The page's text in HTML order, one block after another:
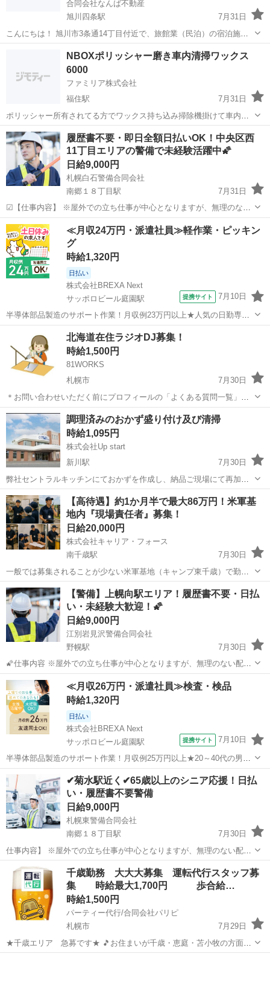
合同会社なんば不動産
旭川四条駅
7月31日
こんにちは！ 旭川市3条通14丁目付近で、旅館業（民泊）の宿泊施設
を開業予定です。 旅館業の運営にあたり、駆けつけ登録スタッフとし
てご登録いただける方を募集しています。 【募集条件】 ・旭川市3条
旭川四条駅 その他
NBOXポリッシャー磨き車内清掃ワックス
6000
ファミリア株式会社
福住駅
7月31日
ポリッシャー所有されてる方でワックス持ち込み掃除機掛けて車内清
掃車内は掃除機かける位で然程汚れてません 日程は打ち合わせして決
めてお願いしたいです。
北海道 札幌市 福住駅 その他
履歴書不要・即日全額日払いOK！中央区西
11丁目エリアの警備で未経験活躍中🌠
日給9,000円
札幌白石警備合同会社
南郷１８丁目駅
7月31日
☑【仕事内容】 ※屋外での立ち仕事が中心となりますが、無理のない
配置・こまめな休憩を徹底しています。 札幌白石警備合同会社は、
白石区や厚別区を中心に、札幌市内全域に多数の現場を持つ警備会社
です。今回募集するのは、中...
北海道 札幌市 南郷１８丁目駅 その他 50代
≪月収24万円・派遣社員≫軽作業・ピッキン
グ
時給1,320円
日払い
株式会社BREXA Next
サッポロビール庭園駅
提携サイト 7月10日
半導体部品製造のサポート作業！月収例23万円以上★人気の日勤専属
★20～40代の男性活躍中！空調完備なので1年中快適作業◎マイカー通
勤OK＆無料駐車場あり★作業着無償貸与◎《北海道恵庭市》 人気の
工場のお仕事 ◇半導体部品...
恵庭市 サッポロビール庭園駅
北海道在住ラジオDJ募集！
時給1,500円
81WORKS
札幌市
7月30日
＊お問い合わせいただく前にプロフィールの「よくある質問一覧」を
ご覧ください。 北海道のご当地グルメを紹介したい。 北海道の名物を
紹介したい。 とにかくラジオパーソナリティをしてみたい。 パーソナ
リティに興味があるけど一歩踏...
北海道 札幌市 その他 スタッフ
調理済みのおかず盛り付け及び清掃
時給1,095円
株式会社Up start
新川駅
7月30日
弊社セントラルキッチンにておかずを作成し、納品ご現場にて再加熱
し、盛り付けしていただきます。 簡単な作業です。
北海道 札幌市 新川駅 その他
【高待遇】約1か月半で最大86万円！米軍基
地内『現場責任者』募集！
日給20,000円
株式会社キャリア・フォース
南千歳駅
7月30日
一般では募集されることが少ない米軍基地（キャンプ東千歳）で勤務
する現場責任者を募集します。 食堂支援業務または施設清掃業務にお
いて、スタッフへの指示・教育・品質管理・安全管理など、現場全体
の運営を担当していただく重要な...
北海道 千歳市 南千歳駅 その他 スタッフ
【警備】上幌向駅エリア！履歴書不要・日払
い・未経験大歓迎！🌠
日給9,000円
江別岩見沢警備合同会社
野幌駅
7月30日
🌠仕事内容 ※屋外での立ち仕事が中心となりますが、無理のない配
置・こまめな休憩を徹底しています。 江別岩見沢警備合同会社は、江
別市・岩見沢市を中心に、地域の安全を守る警備会社です。 現在は特
に、上幌向駅周辺や岩見沢...
北海道 江別市 野幌駅 その他
≪月収26万円・派遣社員≫検査・検品
時給1,320円
日払い
株式会社BREXA Next
サッポロビール庭園駅
提携サイト 7月10日
半導体部品製造のサポート作業！月収例25万円以上★20～40代の男女
活躍中！座り作業！空調完備なので1年中快適作業◎マイカー通勤OK
＆無料駐車場あり★作業着無償貸与◎《北海道恵庭市》 人気の工場の
お仕事 ◇半導体部品製造作...
北海道 サッポロビール庭園駅
✔菊水駅近く✔65歳以上のシニア応援！日払
い・履歴書不要警備
日給9,000円
札幌東警備合同会社
南郷１８丁目駅
7月30日
仕事内容】 ※屋外での立ち仕事が中心となりますが、無理のない配
置・こまめな休憩を徹底しています。 ⭐無理なく働ける街の安全守り⭐
札幌白石警備合同会社は、白石区や厚別区、北広島・千歳エリアを中
心に、地域に根ざした警...
北海道 札幌市 南郷１８丁目駅 その他 スタッフ
千歳勤務 大大大募集 運転代行スタッフ募
集 時給最大1,700円 歩合給…
時給1,500円
パーティー代行/合同会社パリピ
札幌市
7月29日
★千歳エリア 急募です★ 🎵お住まいが千歳・恵庭・苫小牧の方面の
方 🎵 🎵出社→千歳駅付近〜退社→千歳駅付近です🎵 🎵2種免許お持ち